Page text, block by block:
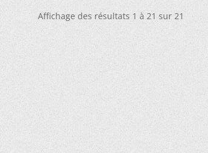
Affichage des résultats 1 à 21 sur 21